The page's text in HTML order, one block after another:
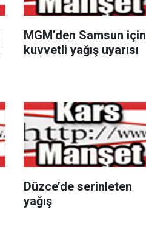
MGM’den Samsun için
kuvvetli yağış uyarısı
Düzce’de serinleten
yağış